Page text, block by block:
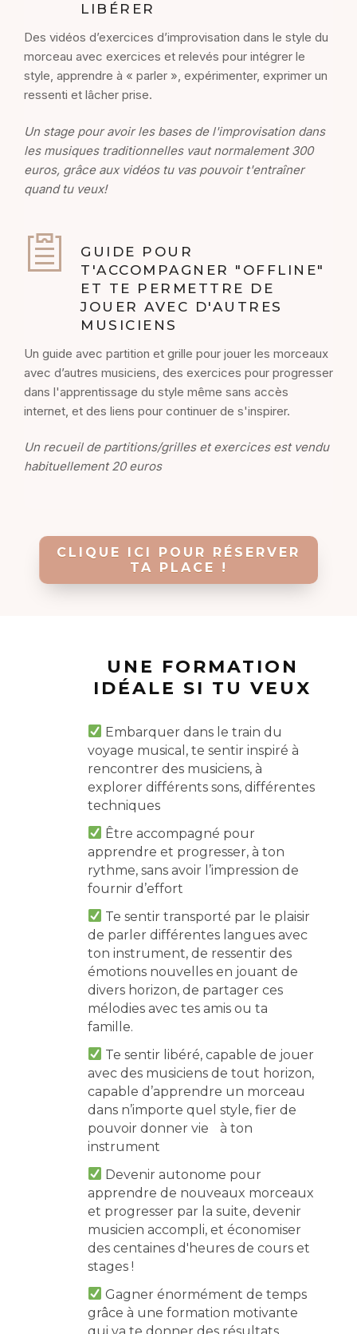
LIBÉRER
Des vidéos d’exercices d’improvisation dans le style du
morceau avec exercices et relevés pour intégrer le
style, apprendre à « parler », expérimenter, exprimer un
ressenti et lâcher prise.
Un stage pour avoir les bases de l'improvisation dans
les musiques traditionnelles vaut normalement300
euros, grâce aux vidéos tu vas pouvoir t'entraîner
quand tu veux!
GUIDE POUR
T'ACCOMPAGNER "OFFLINE"
ET TE PERMETTRE DE
JOUER AVEC D'AUTRES
MUSICIENS
Un guide avec partition et grille pour jouer les morceaux
avec d’autres musiciens, des exercices pour progresser
dans l'apprentissage du style même sans accès
internet, et des liens pour continuer de s'inspirer.
Un recueil de partitions/grilles et exercices est vendu
habituellement 20 euros
CLIQUE ICI POUR RÉSERVER
TA PLACE !
UNE FORMATION
IDÉALE SI TU VEUX
Embarquer dans le train du
voyage musical, te sentir inspiré à
rencontrer des musiciens, à
explorer différents sons, différentes
techniques
Être accompagné pour
apprendre et progresser, à ton
rythme, sans avoir l’impression de
fournir d’effort
Te sentir transporté par le plaisir
de parler différentes langues avec
ton instrument, de ressentir des
émotions nouvelles en jouant de
divers horizon, de partager ces
mélodies avec tes amis ou ta
famille.
Te sentir libéré, capable de jouer
avec des musiciens de tout horizon,
capable d’apprendre un morceau
dans n’importe quel style, fier de
pouvoir donner vie à ton
instrument
Devenir autonome pour
apprendre de nouveaux morceaux
et progresser par la suite, devenir
musicien accompli, et économiser
des centaines d'heures de cours et
stages !
Gagner énormément de temps
grâce à une formation motivante